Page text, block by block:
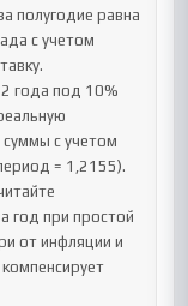
полугодие равна
с учетом
года под 10%
с учетом
= 1,2155).
год при простой
от инфляции и